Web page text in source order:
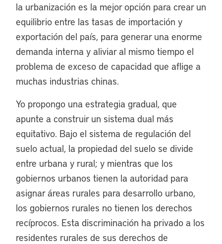
la urbanización es la mejor opción para crear un
equilibrio entre las tasas de importación y
exportación del país, para generar una enorme
demanda interna y aliviar al mismo tiempo el
problema de exceso de capacidad que aflige a
muchas industrias chinas.
Yo propongo una estrategia gradual, que
apunte a construir un sistema dual más
equitativo. Bajo el sistema de regulación del
suelo actual, la propiedad del suelo se divide
entre urbana y rural; y mientras que los
gobiernos urbanos tienen la autoridad para
asignar áreas rurales para desarrollo urbano,
los gobiernos rurales no tienen los derechos
recíprocos. Esta discriminación ha privado a los
residentes rurales de sus derechos de